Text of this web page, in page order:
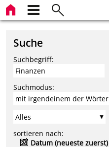
Suche
Suchbegriff:
Suchmodus:
sortieren nach:
Datum (neueste zuerst)